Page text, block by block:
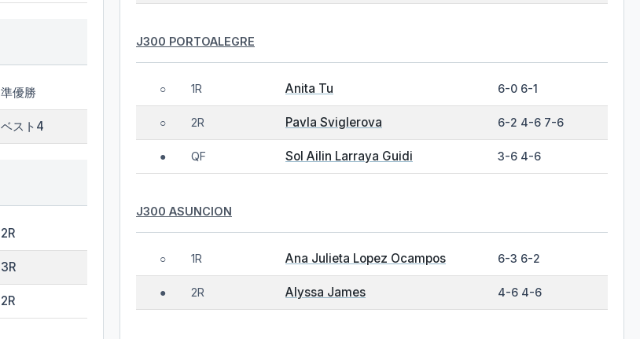
準優勝
ベスト4
2R
3R
2R
J300 PORTOALEGRE
○ 1R Anita Tu 6-0 6-1
○ 2R Pavla Sviglerova 6-2 4-6 7-6
● QF Sol Ailin Larraya Guidi 3-6 4-6
J300 ASUNCION
○ 1R Ana Julieta Lopez Ocampos 6-3 6-2
● 2R Alyssa James 4-6 4-6